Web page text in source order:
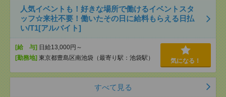
人気イベントも！好きな場所で働けるイベントスタ
ッフ☆来社不要！働いたその日に給料もらえる日払
い/T1[アルバイト]
[給 与] 日給13,000円～
[勤務地] 東京都豊島区南池袋（最寄り駅：池袋駅） 気になる！
すべて見る